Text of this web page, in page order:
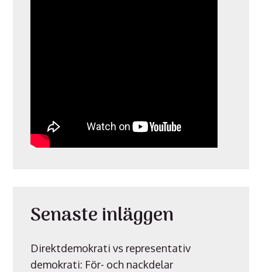
Senaste inläggen
Direktdemokrati vs representativ
demokrati: För- och nackdelar